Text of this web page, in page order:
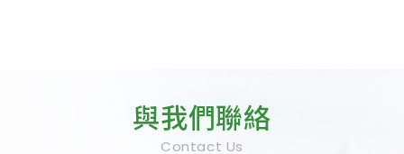
與我們聯絡
Contact Us